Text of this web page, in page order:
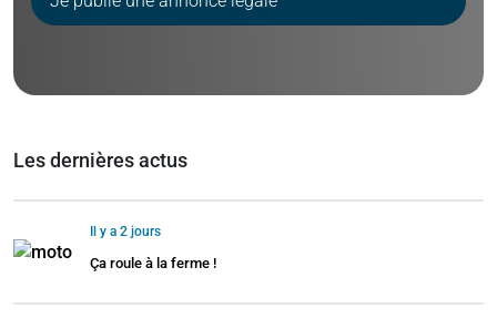
Les dernières actus
Il y a 2 jours
Ça roule à la ferme !